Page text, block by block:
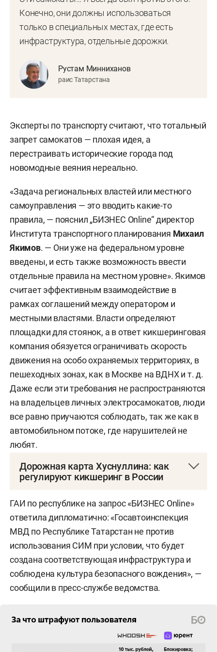
Конечно, они должны использоваться
только в специальных местах, где есть
инфраструктура, отдельные дорожки.
Рустам Минниханов
раис Татарстана
Эксперты по транспорту считают, что тотальный
запрет самокатов — плохая идея, а
перестраивать исторические города под
новомодные веяния нереально.
«Задача региональных властей или местного
самоуправления — это вводить какие-то
правила, — пояснил „БИЗНЕС Online“ директор
Института транспортного планирования Михаил
Якимов. — Они уже на федеральном уровне
введены, и есть также возможность ввести
отдельные правила на местном уровне». Якимов
считает эффективным взаимодействие в
рамках соглашений между оператором и
местными властями. Власти определяют
площадки для стоянок, а в ответ кикшеринговая
компания обязуется ограничивать скорость
движения на особо охраняемых территориях, в
пешеходных зонах, как в Москве на ВДНХ и т. д.
Даже если эти требования не распространяются
на владельцев личных электросамокатов, люди
все равно приучаются соблюдать, так же как в
автомобильном потоке, где нарушителей не
любят.
Дорожная карта Хуснуллина: как
регулируют кикшеринг в России
в 2019-м, на федеральном уровне относительно
внятно регламентировать их движение удалось
только через четыре года. Тогда в ПДД
закрепили за электросамокатами и
аналогичными устройствами статус средств
индивидуальной мобильности. Те, кто ими
управляет, стали считаться водителями СИМ.
самокатчиков к ответственности по ПДД.
Приоритет пешеходам: к примеру, если
ГАИ по республике на запрос «БИЗНЕС Online»
ответила дипломатично: «Госавтоинспекция
МВД по Республике Татарстан не против
использования СИМ при условии, что будет
создана соответствующая инфраструктура и
соблюдена культура безопасного вождения», —
сообщили в пресс-службе ведомства.